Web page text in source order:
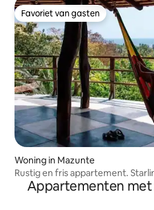
Favoriet van gasten
Favoriet van gasten
Woning in Mazunte
Rustig en fris appartement.
Appartementen